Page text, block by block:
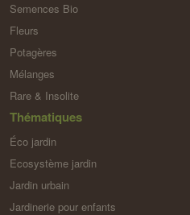
Semences Bio
Fleurs
Potagères
Mélanges
Rare & Insolite
Thématiques
Éco jardin
Ecosystème jardin
Jardin urbain
Jardinerie pour enfants